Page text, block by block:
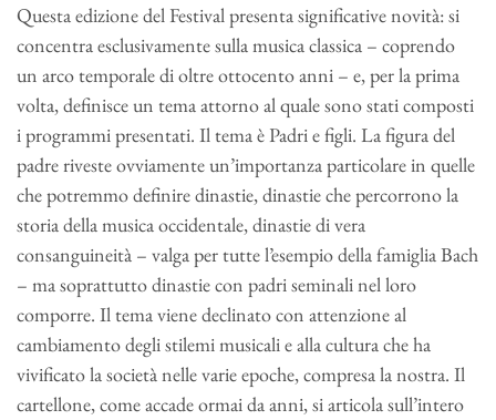
Questa edizione del Festival presenta significative novità: si
concentra esclusivamente sulla musica classica – coprendo
un arco temporale di oltre ottocento anni – e, per la prima
volta, definisce un tema attorno al quale sono stati composti
i programmi presentati. Il tema è Padri e figli. La figura del
padre riveste ovviamente un’importanza particolare in quelle
che potremmo definire dinastie, dinastie che percorrono la
storia della musica occidentale, dinastie di vera
consanguineità – valga per tutte l’esempio della famiglia Bach
– ma soprattutto dinastie con padri seminali nel loro
comporre. Il tema viene declinato con attenzione al
cambiamento degli stilemi musicali e alla cultura che ha
vivificato la società nelle varie epoche, compresa la nostra. Il
cartellone, come accade ormai da anni, si articola sull’intero